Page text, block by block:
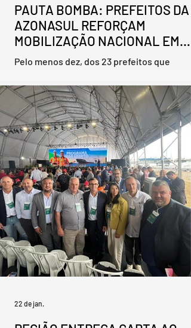
PAUTA BOMBA: PREFEITOS DA
AZONASUL REFORÇAM
MOBILIZAÇÃO NACIONAL EM
BRASÍLIA
Pelo menos dez, dos 23 prefeitos que
Zona Sul (Azonasul) estarão em Brasília, a
partir dessa terça-feira, para participar da
mobilização convocada pela Confederação
Nacional de Municípios (CNM), que busca
barrar no Congresso Nacional propostas
consideradas prejudiciais aos cofres
locais. A participação do grupo será
coordenada pelo presidente da entidade,
Ronaldo Madruga, prefeito de Pinheiro
Machado. A mobilização ocorre em um
22 de jan.